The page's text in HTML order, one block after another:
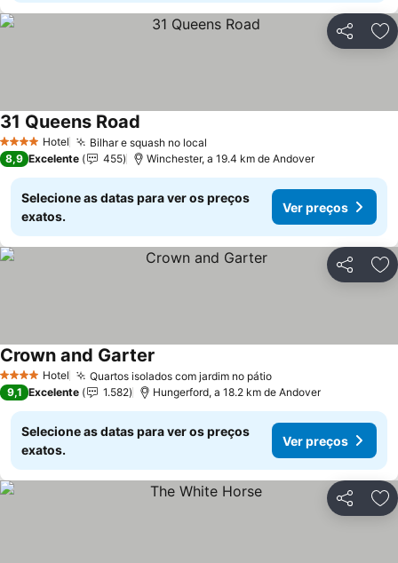
Partilhar
4 EstrelasHotel Bilhar e squash no local
31 Queens Road
8,9 Excelente 455 Winchester, a 19.4 km de Andover
Selecione as datas para ver os preços
exatos.
Ver preços
Partilhar
4 EstrelasHotel Quartos isolados com jardim no pátioVer preços
Crown and Garter
9,1 Excelente 1.582 Hungerford, a 18.2 km de Andover
Selecione as datas para ver os preços
exatos.
Ver preços
Partilhar